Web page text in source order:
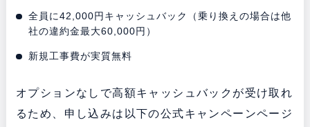
全員に42,000円キャッシュバック（乗り換えの場合は他
社の違約金最大60,000円）
新規工事費が実質無料
オプションなしで高額キャッシュバックが受け取れ
るため、申し込みは以下の公式キャンペーンページ